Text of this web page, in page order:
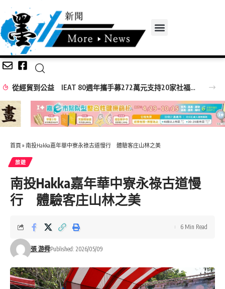
無感量測黑科技登場 岡山醫院「Face AI健康鏡」 驚豔高齡高齡健康展
首頁 » 南投Hakka嘉年華中寮永祿古道慢行 體驗客庄山林之美
旅遊
南投Hakka嘉年華中寮永祿古道慢
行 體驗客庄山林之美
張 游舜Published: 2026/05/09
6 Min Read